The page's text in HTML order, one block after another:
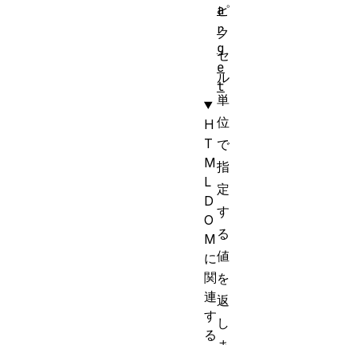
ピ
ク
セ
ル
単
位
で
指
定
す
る
値
を
返
し
a
r
g
e
t
H
T
M
L
D
O
M
に
関
連
す
る